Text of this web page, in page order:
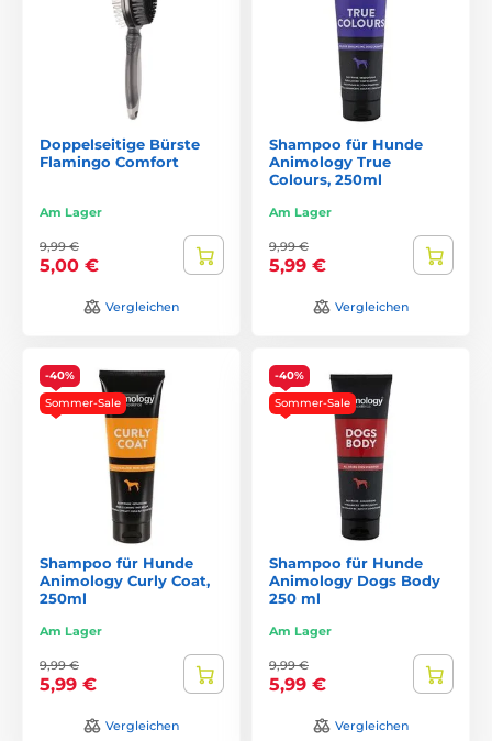
Doppelseitige Bürste
Flamingo Comfort
Am Lager
9,99 €
5,00 €
Vergleichen
Shampoo für Hunde
Animology True
Colours, 250ml
Am Lager
9,99 €
5,99 €
Vergleichen
-40%
Sommer-Sale
Shampoo für Hunde
Animology Curly Coat,
250ml
Am Lager
9,99 €
5,99 €
Vergleichen
-40%
Sommer-Sale
Shampoo für Hunde
Animology Dogs Body
250 ml
Am Lager
9,99 €
5,99 €
Vergleichen